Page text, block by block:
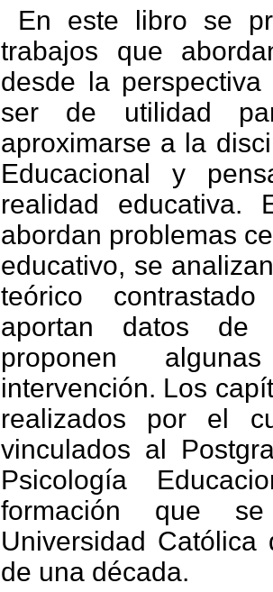
En este libro se
trabajos que
desde la
ser de utilidad
aproximarse a la
Educacional y
realidad educativa.
abordan problemas
educativo, se
teórico
aportan datos de
proponen
intervención. Los
realizados por el
vinculados al
Psicología
formación que
Universidad
de una década.